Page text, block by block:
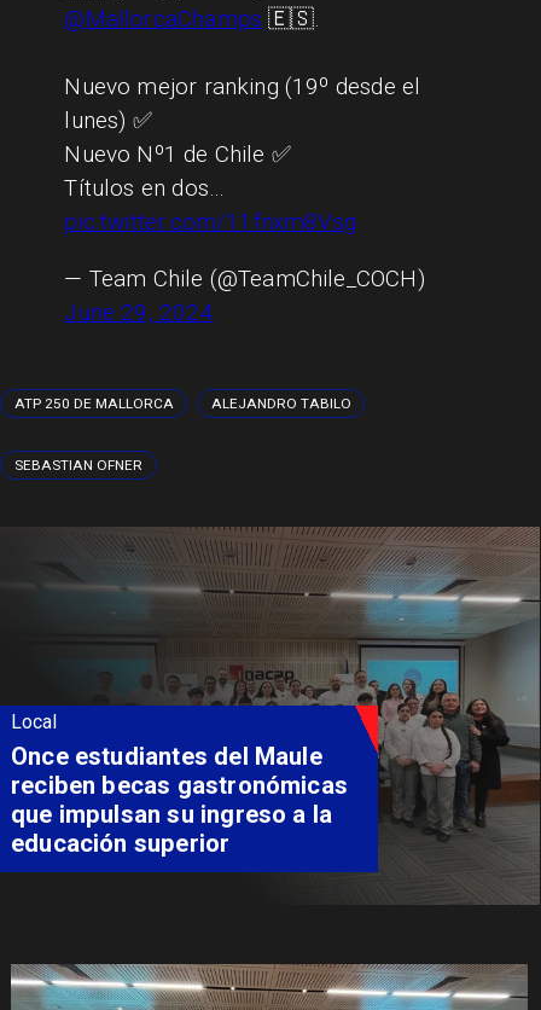
@MallorcaChamps 🇪🇸.
Nuevo mejor ranking (19º desde el
lunes) ✅
Nuevo Nº1 de Chile ✅
Títulos en dos…
pic.twitter.com/11fnxm8Vsg
— Team Chile (@TeamChile_COCH)
June 29, 2024
ATP 250 DE MALLORCA ALEJANDRO TABILO
SEBASTIAN OFNER
Local
Álvarez-Salamanca lidera la
apuesta regional para
consolidar el Paso Pehuenche
como alternativa a Los
Libertadores